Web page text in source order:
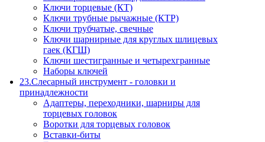
Ключи торцевые (КТ)
Ключи трубные рычажные (КТР)
Ключи трубчатые, свечные
Ключи шарнирные для круглых шлицевых
гаек (КГШ)
Ключи шестигранные и четырехгранные
Наборы ключей
23.Слесарный инструмент - головки и
принадлежности
Адаптеры, переходники, шарниры для
торцевых головок
Воротки для торцевых головок
Вставки-биты